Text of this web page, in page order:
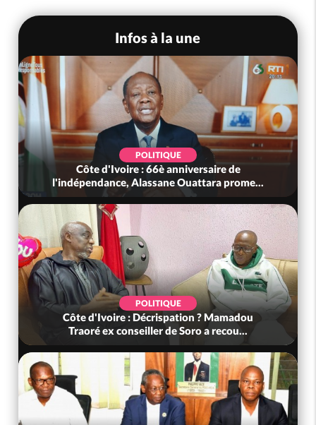
Infos à la une
POLITIQUE
Côte d'Ivoire : 66è anniversaire de
l'indépendance, Alassane Ouattara prome...
POLITIQUE
Côte d'Ivoire : Décrispation ? Mamadou
Traoré ex conseiller de Soro a recou...